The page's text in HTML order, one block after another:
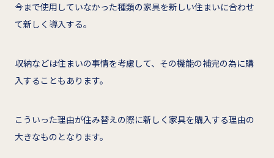
今まで使用していなかった種類の家具を新しい住まいに合わせ
て新しく導入する。
収納などは住まいの事情を考慮して、その機能の補完の為に購
入することもあります。
こういった理由が住み替えの際に新しく家具を購入する理由の
大きなものとなります。